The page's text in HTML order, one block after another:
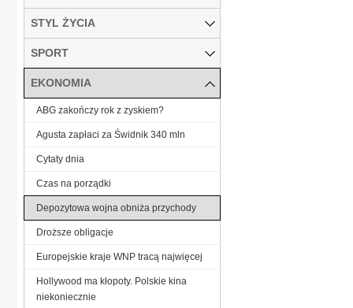
STYL ŻYCIA
SPORT
EKONOMIA
ABG zakończy rok z zyskiem?
Agusta zapłaci za Świdnik 340 mln
Cytaty dnia
Czas na porządki
Depozytowa wojna obniża przychody
Droższe obligacje
Europejskie kraje WNP tracą najwięcej
Hollywood ma kłopoty. Polskie kina
niekoniecznie